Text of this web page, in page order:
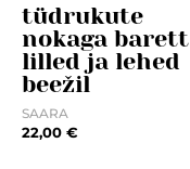
tüdrukute
nokaga barett
lilled ja lehed
beežil
SAARA
22,00 €